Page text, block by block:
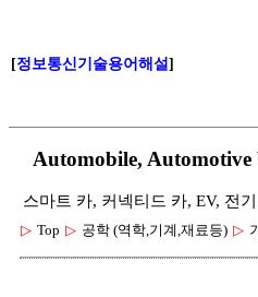
[정보통신기술용어해설]
Automobile,
스마트 카, 커넥티드 카, EV, 전
▷ Top ▷ 공학 (역학,기계,재료등) ▷